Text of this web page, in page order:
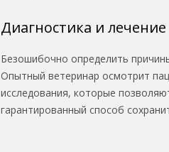
Диагностика и лечение
Безошибочно определить
Опытный ветеринар осмотрит
исследования, которые
гарантированный способ